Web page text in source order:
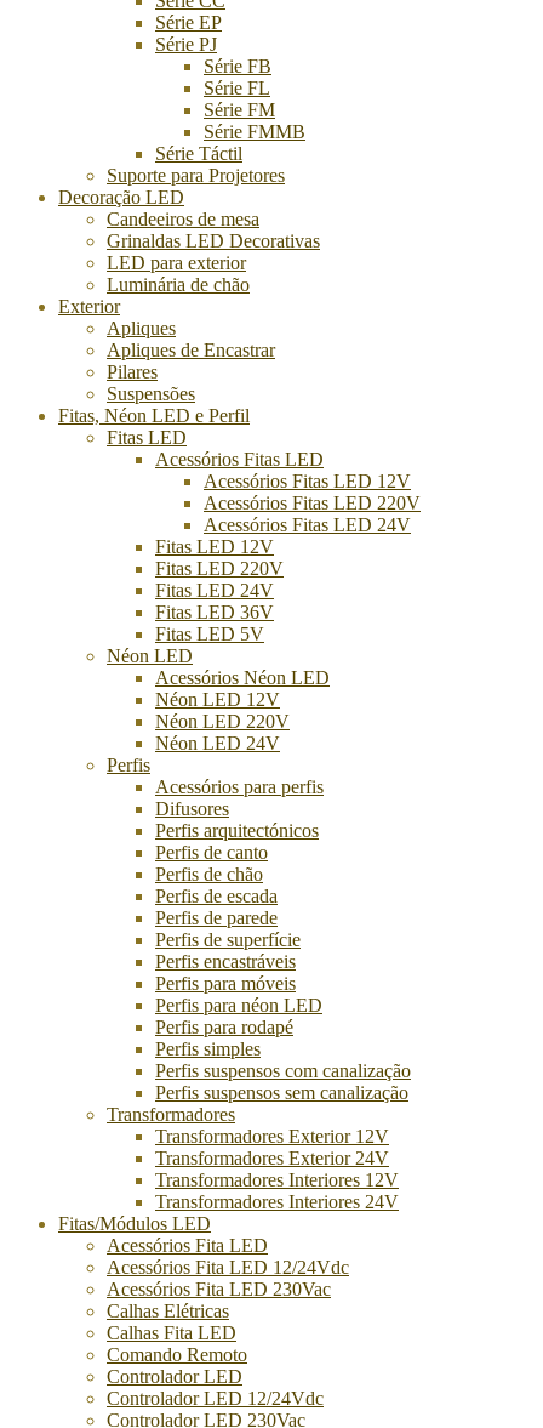
Série EP
Série PJ
Série FB
Série FL
Série FM
Série FMMB
Série Táctil
Suporte para Projetores
Decoração LED
Candeeiros de mesa
Grinaldas LED Decorativas
LED para exterior
Luminária de chão
Exterior
Apliques
Apliques de Encastrar
Pilares
Suspensões
Fitas, Néon LED e Perfil
Fitas LED
Acessórios Fitas LED
Acessórios Fitas LED 12V
Acessórios Fitas LED 220V
Acessórios Fitas LED 24V
Fitas LED 12V
Fitas LED 220V
Fitas LED 24V
Fitas LED 36V
Fitas LED 5V
Néon LED
Acessórios Néon LED
Néon LED 12V
Néon LED 220V
Néon LED 24V
Perfis
Acessórios para perfis
Difusores
Perfis arquitectónicos
Perfis de canto
Perfis de chão
Perfis de escada
Perfis de parede
Perfis de superfície
Perfis encastráveis
Perfis para móveis
Perfis para néon LED
Perfis para rodapé
Perfis simples
Perfis suspensos com canalização
Perfis suspensos sem canalização
Transformadores
Transformadores Exterior 12V
Transformadores Exterior 24V
Transformadores Interiores 12V
Transformadores Interiores 24V
Fitas/Módulos LED
Acessórios Fita LED
Acessórios Fita LED 12/24Vdc
Acessórios Fita LED 230Vac
Calhas Elétricas
Calhas Fita LED
Comando Remoto
Controlador LED
Controlador LED 12/24Vdc
Controlador LED 230Vac